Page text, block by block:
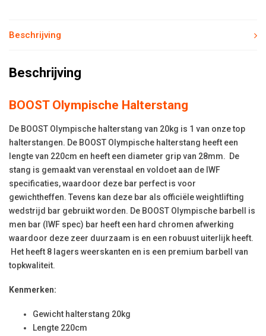
Beschrijving
Beschrijving
BOOST Olympische Halterstang
De BOOST Olympische halterstang van 20kg is 1 van onze top
halterstangen. De BOOST Olympische halterstang heeft een
lengte van 220cm en heeft een diameter grip van 28mm. De
stang is gemaakt van verenstaal en voldoet aan de IWF
specificaties, waardoor deze bar perfect is voor
gewichtheffen. Tevens kan deze bar als officiële weightlifting
wedstrijd bar gebruikt worden. De BOOST Olympische barbell is
men bar (IWF spec) bar heeft een hard chromen afwerking
waardoor deze zeer duurzaam is en een robuust uiterlijk heeft.
Het heeft 8 lagers weerskanten en is een premium barbell van
topkwaliteit.
Kenmerken:
Gewicht halterstang 20kg
Lengte 220cm